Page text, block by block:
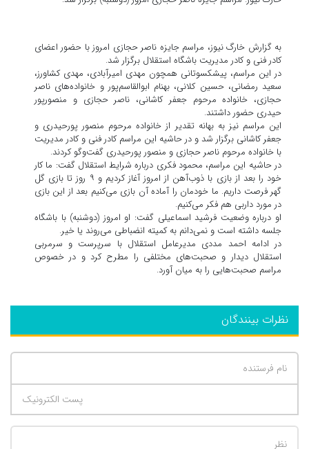
به گزارش خارگ نیوز، مراسم جایزه ناصر حجازی امروز با حضور اعضای
کادر فنی و کادر مدیریت باشگاه استقلال برگزار شد.
در این مراسم، پیشکسوتانی همچون مهدی امیرآبادی، مهدی کشاورز،
سعید رمضانی، حسین کلانی، بهنام ابوالقاسم‌پور و خانواده‌های ناصر
حجازی، خانواده مرحوم جعفر کاشانی، ناصر حجازی و منصورپور
حیدری حضور داشتند.
این مراسم نیز به بهانه تقدیر از خانواده مرحوم منصور پورحیدری و
جعفر کاشانی برگزار شد و در حاشیه این مراسم کادر فنی و کادر مدیریت
با خانواده مرحوم ناصر حجازی و منصور پورحیدری گفت‌وگو کردند.
در حاشیه این مراسم، محمود فکری درباره شرایط استقلال گفت: ما کار
خود را بعد از بازی با ذوب‌آهن از امروز آغاز کردیم و ۹ روز تا بازی گل
گهر فرصت داریم. ما خودمان را آماده آن بازی می‌کنیم بعد از این بازی
در مورد داربی هم فکر می‌کنیم.
او درباره وضعیت فرشید اسماعیلی گفت: او امروز (دوشنبه) با باشگاه
جلسه داشته است و نمی‌دانم به کمیته انضباطی می‌روند یا خیر.
در ادامه احمد مددی مدیرعامل استقلال با سرپرست و سرمربی
استقلال دیدار و صحبت‌های مختلفی را مطرح کرد و در خصوص
مراسم صحبت‌هایی را به میان آورد.
نظرات بینندگان